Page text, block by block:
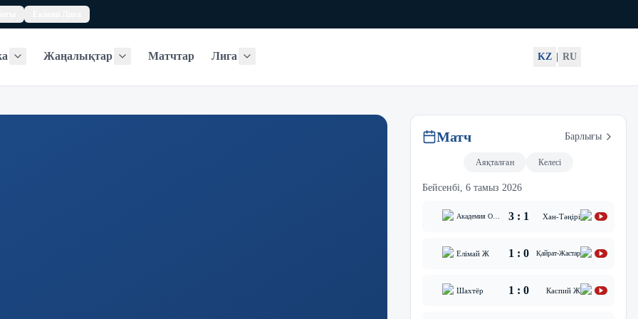
СтатистикаЖаңалықтар Жаңалықтар
Матчтар Лига Лига KZ RU
Матч Барлығы
Аяқталған Келесі
Бейсенбі, 6 тамыз 2026
3: 1 Хан-Тәңірі
Елімай Ж 1 : 0 Қайрат-Жастар
Шахтёр 1 : 0 Каспий Ж